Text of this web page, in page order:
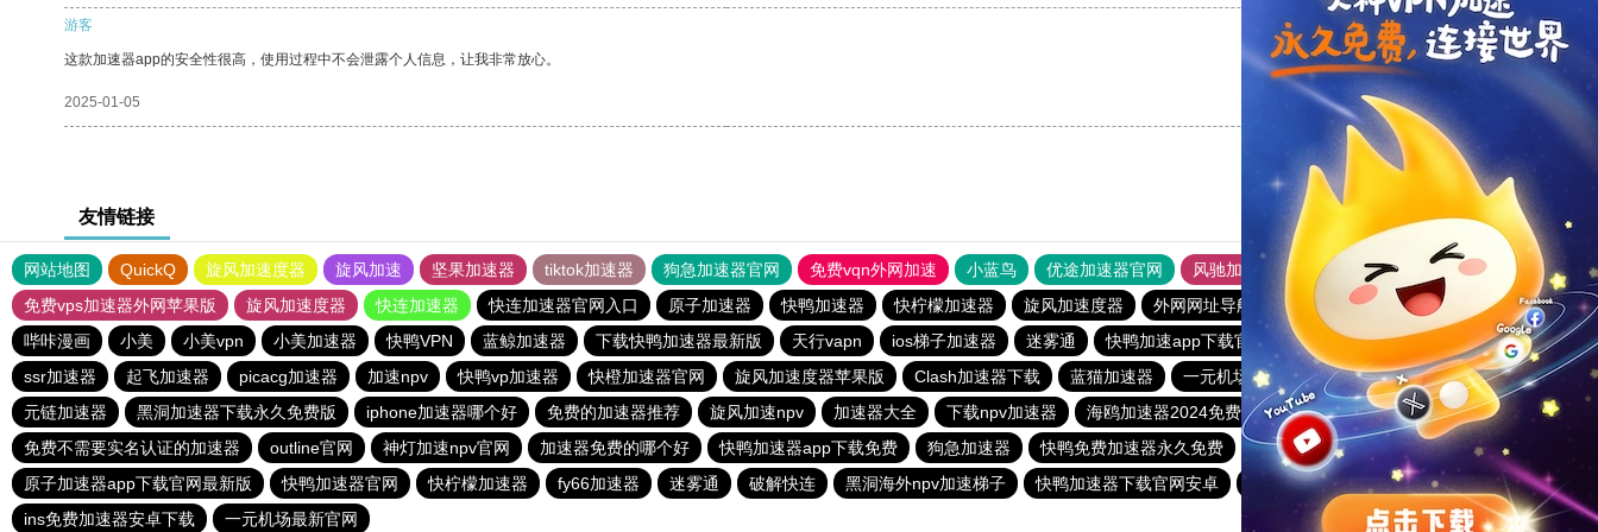
游客
这款加速器app的安全性很高，使用过程中不会泄露个人信息，让我非常放心。
2025-01-05 [0]
友情链接
网站地图 QuickQ 旋风加速度器 旋风加速 坚果加速器 tiktok加速器 狗急加速器官网 免费vqn外网加速 小蓝鸟 优途加速器官网 风驰加速器
旋风加速器
免费vps加速器外网苹果版
旋风加速度器 快连加速器 快连加速器官网入口 原子加速器 快鸭加速器 快柠檬加速器 旋风加速度器 外网网址导航 软件中心 雷霆加速
狂飙加速器
哔咔漫画
小美 小美vpn 小美加速器 快鸭VPN 蓝鲸加速器 下载快鸭加速器最新版 天行vapn ios梯子加速器 迷雾通 快鸭加速app下载官网 78加速器官网
雷轰加速器
ssr加速器
起飞加速器 picacg加速器 加速npv 快鸭vp加速器 快橙加速器官网 旋风加速度器苹果版 Clash加速器下载 蓝猫加速器 一元机场clash官网下载
twitter加速器免费下载
元链加速器
黑洞加速器下载永久免费版 iphone加速器哪个好 免费的加速器推荐 旋风加速npv 加速器大全 下载npv加速器 海鸥加速器2024免费
小羽加速器
免费不需要实名认证的加速器
outline官网 神灯加速npv官网 加速器免费的哪个好 快鸭加速器app下载免费 狗急加速器 快鸭免费加速器永久免费
飞驰加速器15分钟试用
原子加速器app下载官网最新版
快鸭加速器官网 快柠檬加速器 fy66加速器 迷雾通 破解快连 黑洞海外npv加速梯子 快鸭加速器下载官网安卓 快鸭加速app下载官网
泡泡狗加速器
ins免费加速器安卓下载
一元机场最新官网